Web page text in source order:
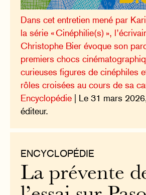
Dans cet entretien mené par
la série « Cinéphilie(s) »,
Christophe Bier évoque son
premiers chocs
curieuses figures de cinéphiles
rôles croisées au cours de sa
Encyclopédie | Le 31 mars
éditeur.
ENCYCLOPÉDIE
La prévente